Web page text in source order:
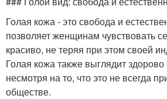
Голая кожа - это свобода и
позволяет женщинам чувствовать
красиво, не теряя при этом своей
Голая кожа также выглядит
несмотря на то, что это не всегда
обществе.